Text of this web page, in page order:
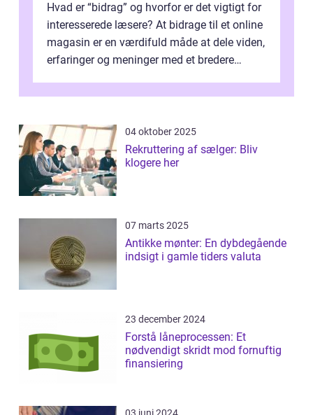
Hvad er “bidrag” og hvorfor er det vigtigt for
interesserede læsere? At bidrage til et online
magasin er en værdifuld måde at dele viden,
erfaringer og meninger med et bredere
04 oktober 2025
Rekruttering af sælger: Bliv
klogere her
07 marts 2025
Antikke mønter: En dybdegående
indsigt i gamle tiders valuta
23 december 2024
Forstå låneprocessen: Et
nødvendigt skridt mod fornuftig
finansiering